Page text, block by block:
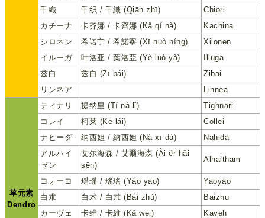
千織
千织 / 千織 (Qiān zhī)
Chiori
カチーナ
卡齐娜 / 卡齊娜 (Kǎ qí nà)
Kachina
シロネン
希诺宁 / 希諾寧 (Xī nuò níng)
Xilonen
イルーガ
叶洛亚 / 葉洛亞 (Yè luò yà)
Illuga
兹白
兹白 (Zī bái)
Zibai
リンネア
Linnea
草元素
Dendro
ティナリ 提纳里 (Tí nà lǐ)
Tighnari
コレイ
柯莱 (Kē lái)
Collei
ナヒーダ
纳西妲 / 納西妲 (Nà xī dá)
Nahida
アルハイ
ゼン
艾尔海森 / 艾爾海森 (Ài ěr hǎi
sēn)
Alhaitham
ヨォーヨ 瑶瑶 / 瑤瑤 (Yáo yao)
Yaoyao
白朮
白术 / 白朮 (Bái zhú)
Baizhu
カーヴェ
卡维 / 卡維 (Kǎ wéi)
Kaveh